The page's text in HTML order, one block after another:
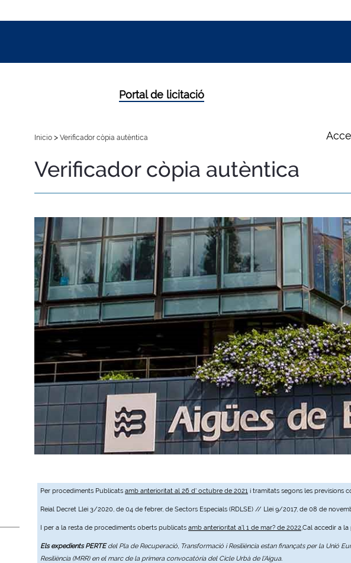
Per procediments Publicats amb anterioritat al 26 d' octubre de 2021 i tramitats segons les previsions
Reial Decret Llei 3/2020, de 04 de febrer, de Sectors Especials (RDLSE) // Llei 9/2017, de 08 de
I per a la resta de procediments oberts publicats amb anterioritat a'l 1 de mar? de 2022,Cal accedir a
Els expedients PERTEdel Pla de Recuperació, Transformació i Resiliència estan finançats per la Unió
Resiliència (MRR) en el marc de la primera convocatòria del Cicle Urbà de l'Aigua.
Portal de licitació
Inicio > Verificador còpia autèntica
Verificador còpia autèntica